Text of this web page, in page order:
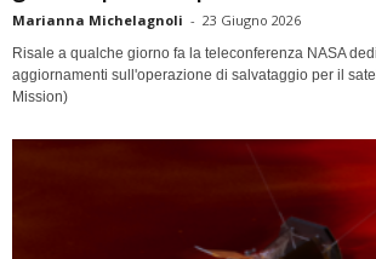
Marianna Michelagnoli - 23 Giugno 2026
Risale a qualche giorno fa la teleconferenza NASA
aggiornamenti sull'operazione di salvataggio per il
Mission)